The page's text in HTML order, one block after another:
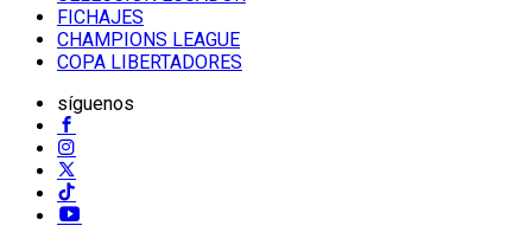
FICHAJES
CHAMPIONS LEAGUE
COPA LIBERTADORES
síguenos